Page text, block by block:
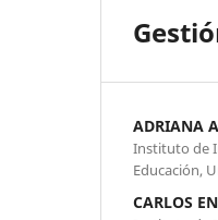
ADRIANA
Instituto de
Educación,
CARLOS